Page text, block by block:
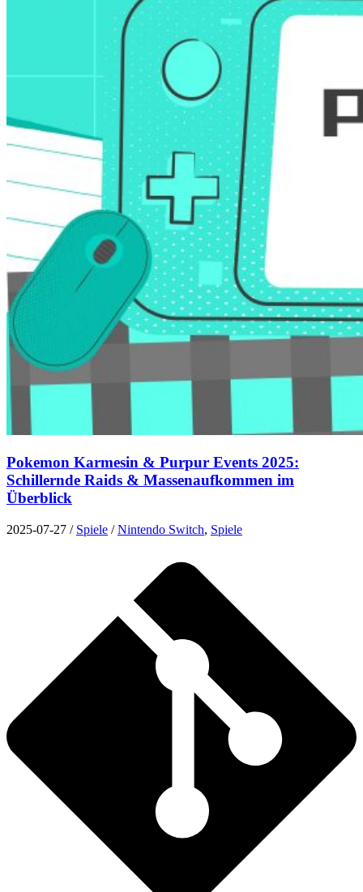
Pokemon Karmesin & Purpur Events 2025:
Schillernde Raids & Massenaufkommen im
Überblick
2025-07-27 / Spiele /Nintendo Switch, Spiele